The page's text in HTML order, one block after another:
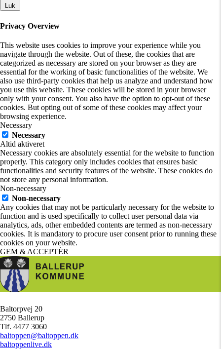
Luk
Privacy Overview
This website uses cookies to improve your experience while you
navigate through the website. Out of these, the cookies that are
categorized as necessary are stored on your browser as they are
essential for the working of basic functionalities of the website. We
also use third-party cookies that help us analyze and understand how
you use this website. These cookies will be stored in your browser
only with your consent. You also have the option to opt-out of these
cookies. But opting out of some of these cookies may affect your
browsing experience.
Necessary
Necessary
Altid aktiveret
Necessary cookies are absolutely essential for the website to function
properly. This category only includes cookies that ensures basic
functionalities and security features of the website. These cookies do
not store any personal information.
Non-necessary
Non-necessary
Any cookies that may not be particularly necessary for the website to
function and is used specifically to collect user personal data via
analytics, ads, other embedded contents are termed as non-necessary
cookies. It is mandatory to procure user consent prior to running these
cookies on your website.
GEM & ACCEPTÈR
Baltorpvej 20
2750 Ballerup
Tlf. 4477 3060
baltoppen@baltoppen.dk
baltoppenlive.dk